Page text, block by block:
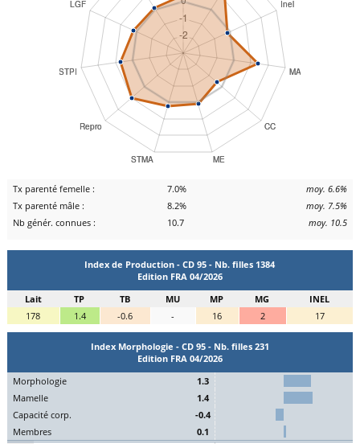
Tx parenté femelle : 7.0%
moy. 6.6%
Tx parenté mâle :
8.2%
moy. 7.5%
Nb génér. connues :
10.7 moy. 10.5
Index de Production - CD 95 - Nb. filles 1384
Edition FRA 04/2026
Lait
TP TB MU MP MG
INEL
178
1.4 -0.6 - 16 2 17
Index Morphologie - CD 95 - Nb. filles 231
Edition FRA 04/2026
Morphologie
1.3
Mamelle
1.4
Capacité corp.
-0.4
Membres 0.1